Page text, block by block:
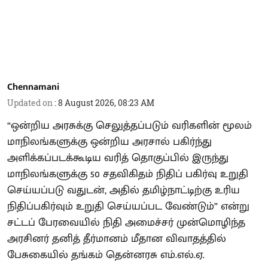
Chennamani
Updated on :8 August 2026, 08:23 AM
“ஒன்றிய அரசுக்கு செலுத்தப்படும் வரிகளின் மூலம்
மாநிலங்களுக்கு ஒன்றிய அரசால் பகிர்ந்து
அளிக்கப்படக்கூடிய வரித் தொகுப்பில் இருந்து
மாநிலங்களுக்கு 50 சதவிகிதம் நிதிப் பகிர்வு உறுதி
செய்யப்படு வதுடன், அதில் தமிழ்நாட்டிற்கு உரிய
நிதிப்பகிர்வும் உறுதி செய்யப்பட வேண்டும்” என்று
சட்டப் பேரவையில் நிதி அமைச்சர் முன்மொழிந்த
அரசினர் தனித் தீர்மானம் மீதான விவாதத்தில்
பேசுகையில் தங்கம் தென்னரசு எம்.எல்.ஏ.